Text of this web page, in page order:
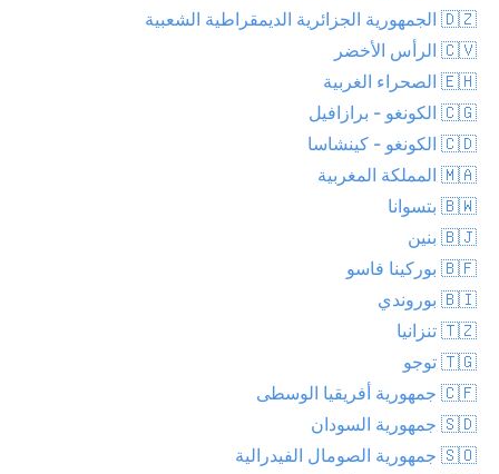
🇩🇿 الجمهورية الجزائرية الديمقراطية الشعبية
🇨🇻 الرأس الأخضر
🇪🇭 الصحراء الغربية
🇨🇬 الكونغو - برازافيل
🇨🇩 الكونغو - كينشاسا
🇲🇦 المملكة المغربية
🇧🇼 بتسوانا
🇧🇯 بنين
🇧🇫 بوركينا فاسو
🇧🇮 بوروندي
🇹🇿 تنزانيا
🇹🇬 توجو
🇨🇫 جمهورية أفريقيا الوسطى
🇸🇩 جمهورية السودان
🇸🇴 جمهورية الصومال الفيدرالية